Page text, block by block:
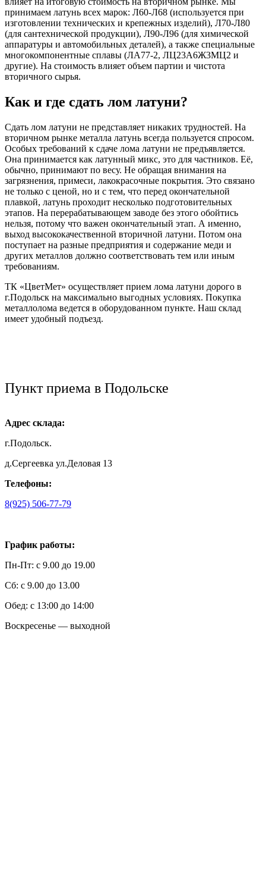
принимаем латунь всех марок: Л60-Л68 (используется при
изготовлении технических и крепежных изделий), Л70-Л80
(для сантехнической продукции), Л90-Л96 (для химической
аппаратуры и автомобильных деталей), а также специальные
многокомпонентные сплавы (ЛА77-2, ЛЦ23А6Ж3МЦ2 и
другие). На стоимость влияет объем партии и чистота
вторичного сырья.
Как и где сдать лом латуни?
Сдать лом латуни не представляет никаких трудностей. На
вторичном рынке металла латунь всегда пользуется спросом.
Особых требований к сдаче лома латуни не предъявляется.
Она принимается как латунный микс, это для частников. Её,
обычно, принимают по весу. Не обращая внимания на
загрязнения, примеси, лакокрасочные покрытия. Это связано
не только с ценой, но и с тем, что перед окончательной
плавкой, латунь проходит несколько подготовительных
этапов. На перерабатывающем заводе без этого обойтись
нельзя, потому что важен окончательный этап. А именно,
выход высококачественной вторичной латуни. Потом она
поступает на разные предприятия и содержание меди и
других металлов должно соответствовать тем или иным
требованиям.
ТК «ЦветМет» осуществляет прием лома латуни дорого в
г.Подольск на максимально выгодных условиях. Покупка
металлолома ведется в оборудованном пункте. Наш склад
имеет удобный подъезд.
Пункт приема в Подольске
Адрес склада:
г.Подольск.
д.Сергеевка ул.Деловая 13
Телефоны:
8(925) 506-77-79
График работы:
Пн-Пт: с 9.00 до 19.00
Сб: с 9.00 до 13.00
Обед: с 13:00 до 14:00
Воскресенье — выходной